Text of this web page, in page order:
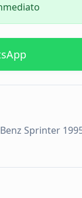
Sprinter